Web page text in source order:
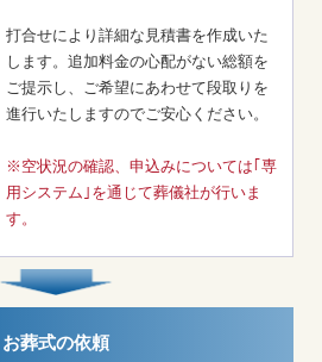
打合せにより詳細な見積書を作成いた
します。追加料金の心配がない総額を
ご提示し、ご希望にあわせて段取りを
進行いたしますのでご安心ください。
※空状況の確認、申込みについては｢専
用システム｣を通じて葬儀社が行いま
す。
お葬式の依頼